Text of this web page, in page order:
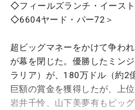
◇フィールズランチ・イースト
◇6604ヤード・パー72＞
超ビッグマネーをかけて争わ
が幕を閉じた。優勝したミン
ラリア）が、180万ドル（約2
巨額の賞金を獲得したが、上
岩井千怜、山下美夢有もビッ